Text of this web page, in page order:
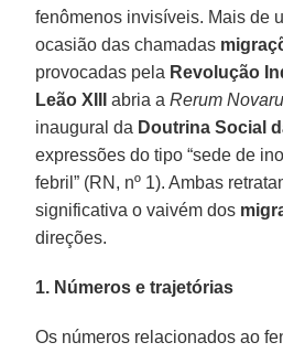
fenômenos invisíveis. Mais de
ocasião das chamadas
provocadas pela Revolução
Leão XIII
abria aRerum
inaugural da Doutrina Social
expressões do tipo “sede de
febril” (RN, nº 1). Ambas
significativa o vaivém dos
direções.
1. Números e trajetórias
Os números relacionados ao